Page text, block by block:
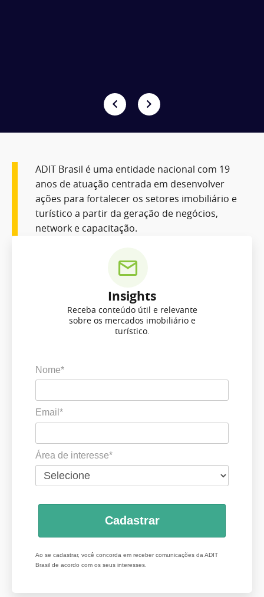
ADIT Brasil é uma entidade nacional com 19
anos de atuação centrada em desenvolver
ações para fortalecer os setores imobiliário e
turístico a partir da geração de negócios,
network e capacitação.
Insights
Receba conteúdo útil e relevante
sobre os mercados imobiliário e
turístico.
Nome*
Email*
Área de interesse*
Cadastrar
Ao se cadastrar, você concorda em receber comunicações da ADIT
Brasil de acordo com os seus interesses.